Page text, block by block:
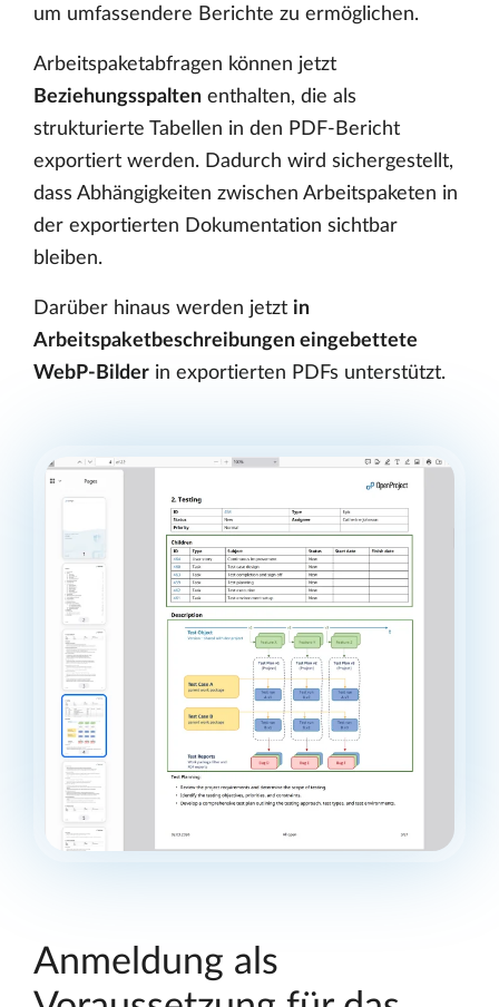
um umfassendere Berichte zu ermöglichen.
Arbeitspaketabfragen können jetzt
Beziehungsspalten enthalten, die als
strukturierte Tabellen in den PDF-Bericht
exportiert werden. Dadurch wird sichergestellt,
dass Abhängigkeiten zwischen Arbeitspaketen in
der exportierten Dokumentation sichtbar
bleiben.
Darüber hinaus werden jetzt in
Arbeitspaketbeschreibungen eingebettete
WebP-Bilder in exportierten PDFs unterstützt.
Anmeldung als